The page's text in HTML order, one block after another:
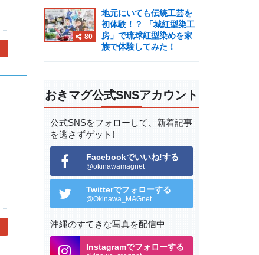
80
地元にいても伝統工芸を
初体験！？ 「城紅型染工
房」で琉球紅型染めを家
族で体験してみた！
おきマグ公式SNSアカウント
公式SNSをフォローして、 新着記事
を逃さずゲット!
Facebookでいいね!する
@okinawamagnet
Twitterでフォローする
@Okinawa_MAGnet
沖縄のすてきな写真を配信中
Instagramでフォローする